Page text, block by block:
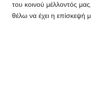
του κοινού μέλλοντός
θέλω να έχει η επίσκεψή